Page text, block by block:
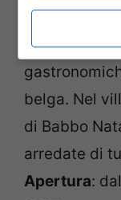
con tanti
idee regali
belga. Nel
di Babbo
arredate di
Apertura: